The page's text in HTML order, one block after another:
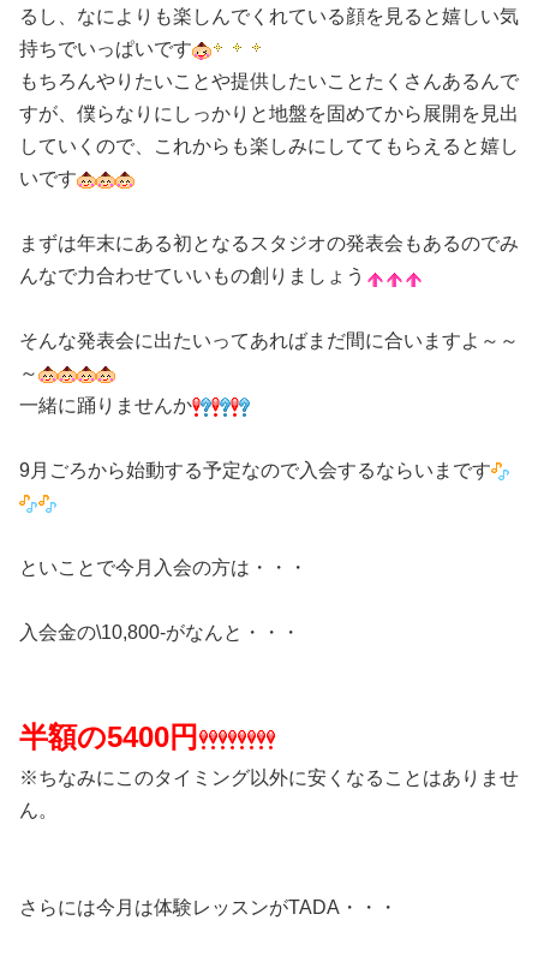
るし、なによりも楽しんでくれている顔を見ると嬉しい気
持ちでいっぱいです
もちろんやりたいことや提供したいことたくさんあるんで
すが、僕らなりにしっかりと地盤を固めてから展開を見出
していくので、これからも楽しみにしててもらえると嬉し
いです
まずは年末にある初となるスタジオの発表会もあるのでみ
んなで力合わせていいもの創りましょう
そんな発表会に出たいってあればまだ間に合いますよ～～
～
一緒に踊りませんか
9月ごろから始動する予定なので入会するならいまです
といことで今月入会の方は・・・
入会金の\10,800-がなんと・・・
半額の5400円
※ちなみにこのタイミング以外に安くなることはありませ
ん。
さらには今月は体験レッスンがTADA・・・